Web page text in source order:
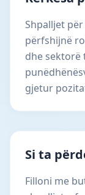
Shpalljet
përfshijnë
dhe sektorë
gjetur
Si ta
Filloni me